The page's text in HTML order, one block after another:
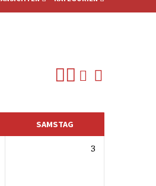
SAMSTAG
3